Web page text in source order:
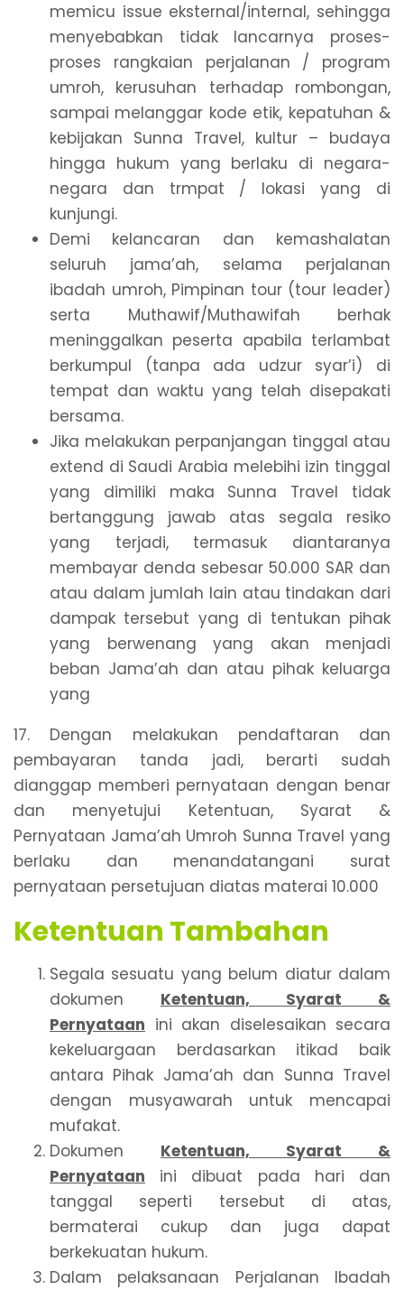
memicu issue eksternal/internal, sehingga
menyebabkan tidak lancarnya proses-
proses rangkaian perjalanan / program
umroh, kerusuhan terhadap rombongan,
sampai melanggar kode etik, kepatuhan &
kebijakan Sunna Travel, kultur – budaya
hingga hukum yang berlaku di negara-
negara dan trmpat / lokasi yang di
kunjungi.
Demi kelancaran dan kemashalatan
seluruh jama’ah, selama perjalanan
ibadah umroh, Pimpinan tour (tour leader)
serta Muthawif/Muthawifah berhak
meninggalkan peserta apabila terlambat
berkumpul (tanpa ada udzur syar’i) di
tempat dan waktu yang telah disepakati
bersama.
Jika melakukan perpanjangan tinggal atau
extend di Saudi Arabia melebihi izin tinggal
yang dimiliki maka Sunna Travel tidak
bertanggung jawab atas segala resiko
yang terjadi, termasuk diantaranya
membayar denda sebesar 50.000 SAR dan
atau dalam jumlah lain atau tindakan dari
dampak tersebut yang di tentukan pihak
yang berwenang yang akan menjadi
beban Jama’ah dan atau pihak keluarga
yang
17. Dengan melakukan pendaftaran dan
pembayaran tanda jadi, berarti sudah
dianggap memberi pernyataan dengan benar
dan menyetujui Ketentuan, Syarat &
Pernyataan Jama’ah Umroh Sunna Travel yang
berlaku dan menandatangani surat
pernyataan persetujuan diatas materai 10.000
Ketentuan Tambahan
Segala sesuatu yang belum diatur dalam
dokumen Ketentuan, Syarat &
Pernyataan ini akan diselesaikan secara
kekeluargaan berdasarkan itikad baik
antara Pihak Jama’ah dan Sunna Travel
dengan musyawarah untuk mencapai
mufakat.
Dokumen Ketentuan, Syarat &
Pernyataan ini dibuat pada hari dan
tanggal seperti tersebut di atas,
bermaterai cukup dan juga dapat
berkekuatan hukum.
Dalam pelaksanaan Perjalanan Ibadah